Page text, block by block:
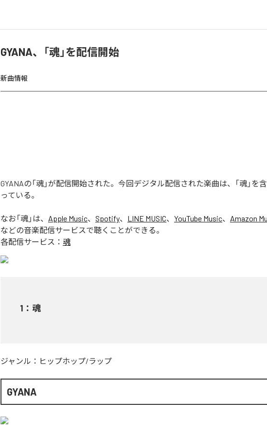
GYANA、「魂」を配信開始
新曲情報
GYANAの「魂」が配信開始された。今回デジタル配信された楽曲は、「魂」を
っている。
なお「魂 」は、 Apple Music、 Spotify、 LINE MUSIC、 YouTube Music、 Amazon
などの音楽配信サービスで聴くことができる。
各配信サービス： 魂
1 ： 魂
ジャンル： ヒップホップ/ラップ
GYANA